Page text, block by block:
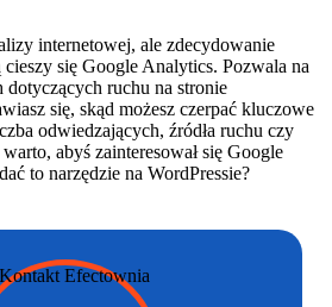
internetowej, ale zdecydowanie
się Google Analytics. Pozwala na
dotyczących ruchu na stronie
się, skąd możesz czerpać kluczowe
odwiedzających, źródła ruchu czy
abyś zainteresował się Google
to narzędzie na WordPressie?